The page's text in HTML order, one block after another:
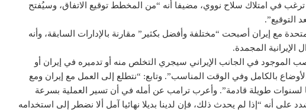
في امتلاك سلاح نووي، مضيفا أنه “من المخطط توقيع الاتفاق، وسيُفتح
التوقيع”.
مع إيران أصبحت “مختلفة وأفضل بكثير” مقارنة بالإدارات السابقة، وأنه
الإيرانية المجمدة.
الموجود في الجانب الإيراني سيجري التخلص منه أو تدميره في إيران أو
الأوضاع بالكامل وفي الوقت المناسب”. وتابع: “نتطلع إلى العمل مع إيران ومع
لسنوات طويلة قادمة”. وأعرب ترامب عن أمله في أن تسير العملية بسرعة
أنه “إذا لم يحدث ذلك، فإن لدينا بديلا نهائيا آمل ألا نضطر إلى استخدامه